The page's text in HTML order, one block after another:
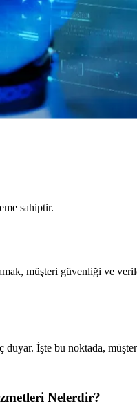
sahiptir.
müşteri güvenliği ve
İşte bu noktada,
Nelerdir?